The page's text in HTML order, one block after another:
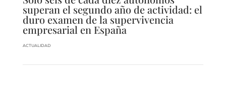
superan el segundo año de actividad: el
duro examen de la supervivencia
empresarial en España
ACTUALIDAD